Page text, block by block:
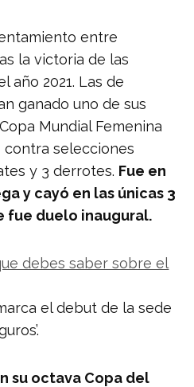
entre
la victoria de las
año 2021. Las de
ganado uno de sus
Mundial Femenina
contra selecciones
y 3 derrotes. Fue en
y cayó en las únicas 3
fue duelo inaugural.
debes saber sobre el
el debut de la sede
su octava Copa del